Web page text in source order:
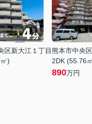
区新大江１丁目
)
熊本市中央
2DK (55.76
890万円